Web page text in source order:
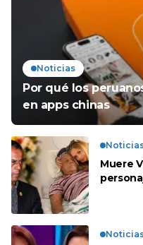
Noticias
Por qué los
en apps chinas
Muere